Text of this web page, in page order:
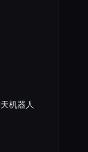
机器人